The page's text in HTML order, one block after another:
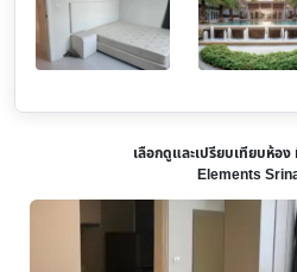
เลือกดูและเปรียบเทียบห้อ
Elements